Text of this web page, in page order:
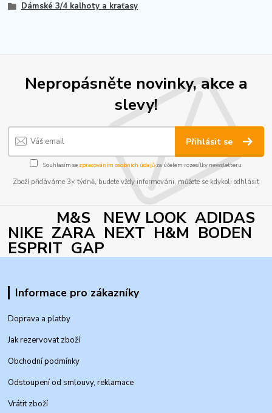
Dámské 3/4 kalhoty a kraťasy
Nepropásněte novinky, akce a
slevy!
Přihlásit se
Souhlasím se zpracováním osobních údajůza účelem rozesílky newsletteru.
Zboží přidáváme 3× týdně, budete vždy informováni, můžete se kdykoli odhlásit
M&S NEW LOOK ADIDAS
NIKE ZARA NEXT H&M BODEN
ESPRIT GAP
Informace pro zákazníky
Doprava a platby
Jak rezervovat zboží
Obchodní podmínky
Odstoupení od smlouvy, reklamace
Vrátit zboží